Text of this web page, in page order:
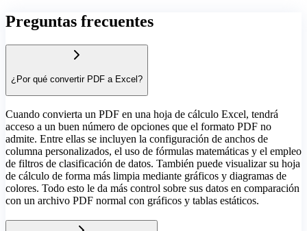
Preguntas frecuentes
¿Por qué convertir PDF a Excel?
Cuando convierta un PDF en una hoja de cálculo Excel, tendrá
acceso a un buen número de opciones que el formato PDF no
admite. Entre ellas se incluyen la configuración de anchos de
columna personalizados, el uso de fórmulas matemáticas y el empleo
de filtros de clasificación de datos. También puede visualizar su hoja
de cálculo de forma más limpia mediante gráficos y diagramas de
colores. Todo esto le da más control sobre sus datos en comparación
con un archivo PDF normal con gráficos y tablas estáticos.